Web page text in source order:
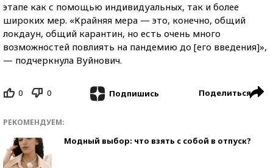
этапе как с помощью индивидуальных, так и более
широких мер. «Крайняя мера — это, конечно, общий
локдаун, общий карантин, но есть очень много
возможностей повлиять на пандемию до [его введения]»,
— подчеркнула Вуйнович.
0 0 Подпишись Поделиться
РЕКОМЕНДУЕМ:
Модный выбор: что взять с собой в отпуск?